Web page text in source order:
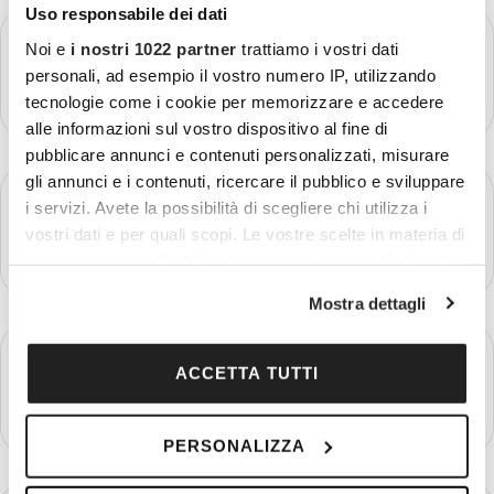
Uso responsabile dei dati
Noi e i nostri 1022 partner trattiamo i vostri dati
personali, ad esempio il vostro numero IP, utilizzando
tecnologie come i cookie per memorizzare e accedere
alle informazioni sul vostro dispositivo al fine di
pubblicare annunci e contenuti personalizzati, misurare
gli annunci e i contenuti, ricercare il pubblico e sviluppare
i servizi. Avete la possibilità di scegliere chi utilizza i
vostri dati e per quali scopi. Le vostre scelte in materia di
modificare o revocare il proprio consenso in qualsiasi
momento dalla Dichiarazione sui cookie o facendo clic
sull'icona di attivazione della privacy.
Con il tuo consenso, vorremmo anche:
raccogliere informazioni sulla tua posizione
geografica, con un'approssimazione di qualche
Mostra dettagli
ACCETTA TUTTI
PERSONALIZZA
Partenza - Stoccolma
Più dettagli
GIORNO 2
Stoccolma
GIORNO 3
Stoccolma - Örebro - Hamar
Più dettagli